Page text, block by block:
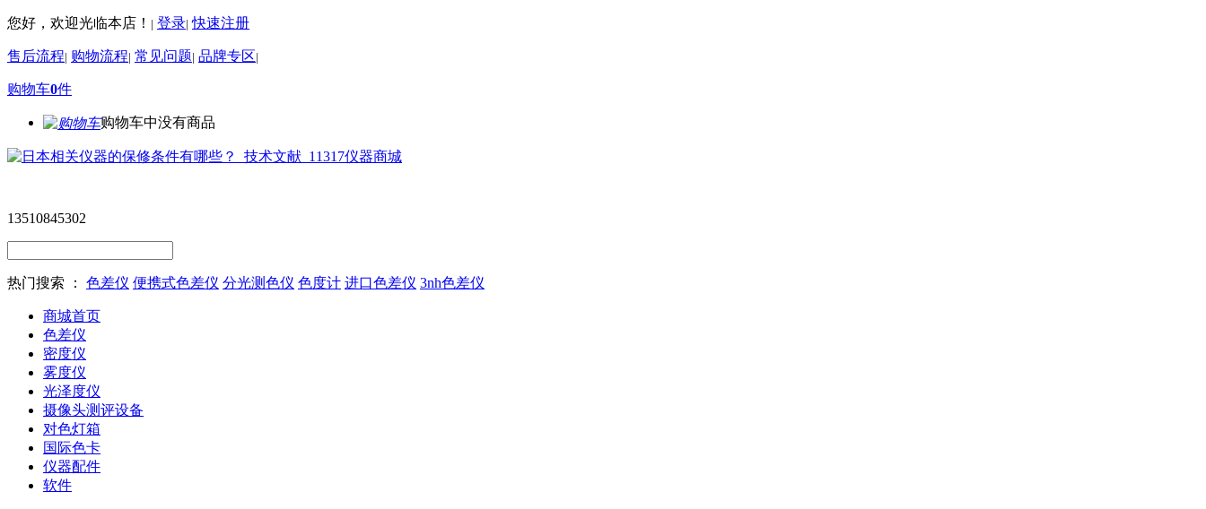
您好，欢迎光临本店！ | 登录| 快速注册
售后流程| 购物流程| 常见问题| 品牌专区|
购物车0件
购物车中没有商品
13510845302
热门搜索 ： 色差仪 便携式色差仪 分光测色仪 色度计 进口色差仪 3nh色差仪
商城首页
色差仪
密度仪
雾度仪
光泽度仪
摄像头测评设备
对色灯箱
国际色卡
仪器配件
软件